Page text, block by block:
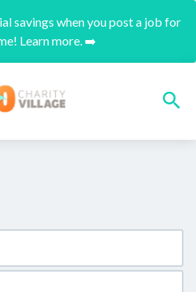
savings when you post a job for
Learn more. ➡️